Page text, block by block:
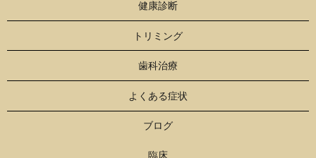
健康診断
トリミング
歯科治療
よくある症状
ブログ
臨床